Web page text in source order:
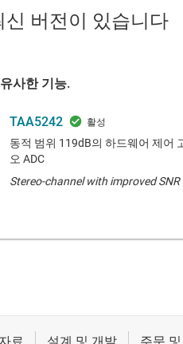
신 버전이 있습니다
사한 기능.
TAA5242
동적 범위 119dB의 하드웨어 제어
오 ADC
Stereo-channel with improved SNR